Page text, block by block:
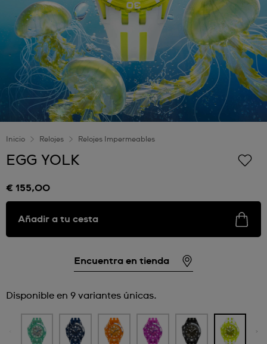
Inicio Relojes Relojes Impermeables
EGG YOLK
€ 155,00
Añadir a tu cesta
Encuentra en tienda
Disponible en 9 variantes únicas.